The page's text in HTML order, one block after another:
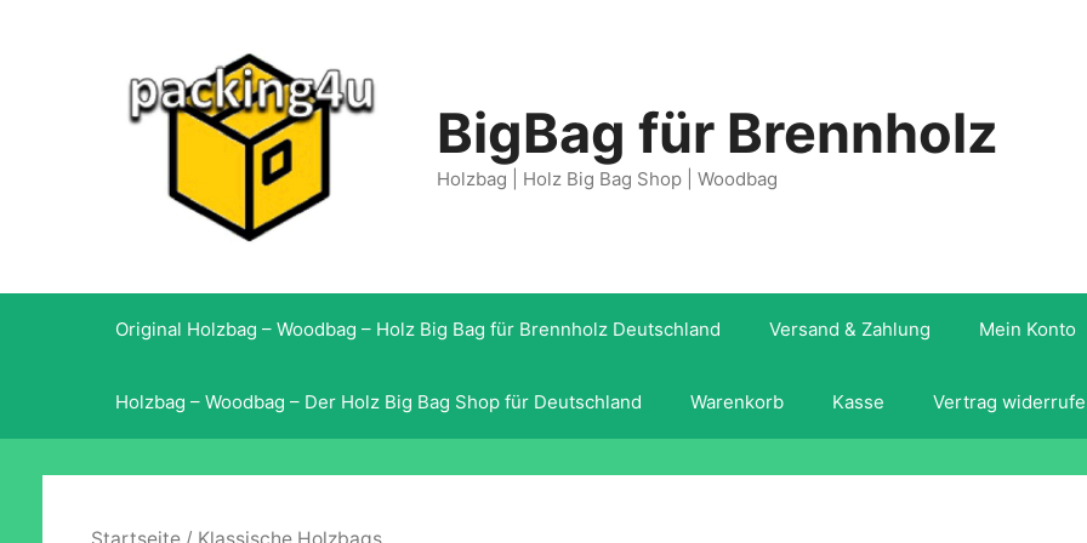
BigBag für Brennholz
Holzbag | Holz Big Bag Shop | Woodbag
Original Holzbag – Woodbag – Holz Big Bag für Brennholz Deutschland Versand & Zahlung Mein Konto
Holzbag – Woodbag – Der Holz Big Bag Shop für Deutschland Warenkorb Kasse Vertrag